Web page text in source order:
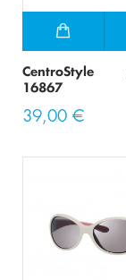
CentroStyle
16867
39,00 €